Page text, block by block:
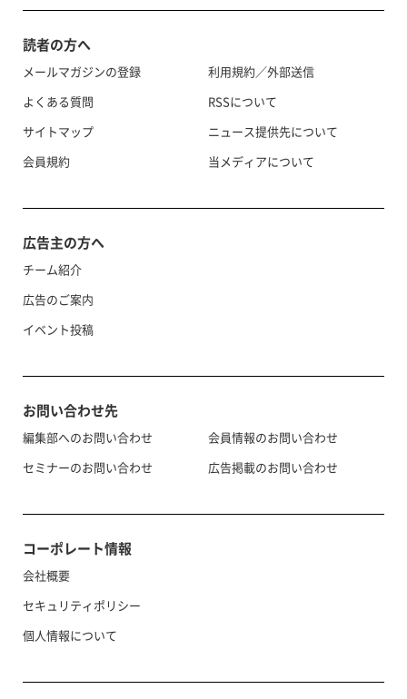
読者の方へ
メールマガジンの登録
よくある質問
サイトマップ
会員規約
利用規約／外部送信
RSSについて
ニュース提供先について
当メディアについて
広告主の方へ
チーム紹介
広告のご案内
イベント投稿
お問い合わせ先
編集部へのお問い合わせ
セミナーのお問い合わせ
会員情報のお問い合わせ
広告掲載のお問い合わせ
コーポレート情報
会社概要
セキュリティポリシー
個人情報について